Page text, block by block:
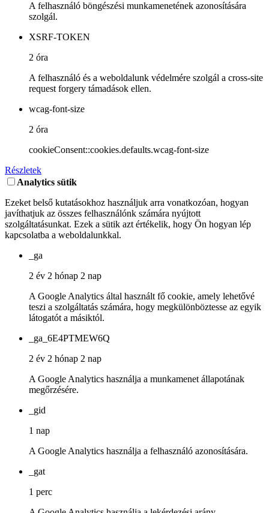
A felhasználó böngészési munkamenetének azonosítására
szolgál.
XSRF-TOKEN
2 óra
A felhasználó és a weboldalunk védelmére szolgál a cross-site
request forgery támadások ellen.
wcag-font-size
2 óra
cookieConsent::cookies.defaults.wcag-font-size
Részletek
Analytics sütik
Ezeket belső kutatásokhoz használjuk arra vonatkozóan, hogyan
javíthatjuk az összes felhasználónk számára nyújtott
szolgáltatásunkat. Ezek a sütik azt értékelik, hogy Ön hogyan lép
kapcsolatba a weboldalunkkal.
_ga
2 év 2 hónap 2 nap
A Google Analytics által használt fő cookie, amely lehetővé
teszi a szolgáltatás számára, hogy megkülönböztesse az egyik
látogatót a másiktól.
_ga_6E4PTMEW6Q
2 év 2 hónap 2 nap
A Google Analytics használja a munkamenet állapotának
megőrzésére.
_gid
1 nap
A Google Analytics használja a felhasználó azonosítására.
_gat
1 perc